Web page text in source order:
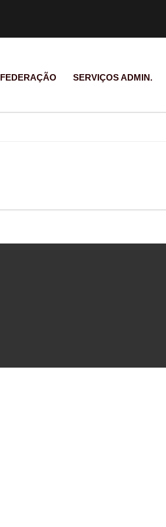
FEDERAÇÃO SERVIÇOS ADMIN.